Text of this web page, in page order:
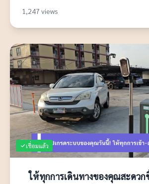
1,247 views
เชื่อมแล้ว
ให้ทุกการเดินทางของคุณสะดวก